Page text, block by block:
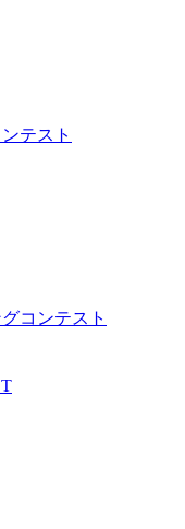
テスト
コンテスト